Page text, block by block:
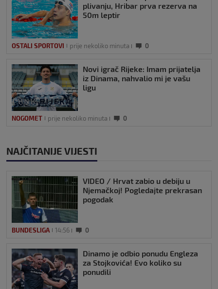
plivanju, Hribar prva rezerva na
50m leptir
OSTALI SPORTOVI prije nekoliko minuta 0
Novi igrač Rijeke: Imam prijatelja
iz Dinama, nahvalio mi je vašu
ligu
NOGOMET prije nekoliko minuta 0
NAJČITANIJE VIJESTI
VIDEO / Hrvat zabio u debiju u
Njemačkoj! Pogledajte prekrasan
pogodak
BUNDESLIGA 14:56 0
Dinamo je odbio ponudu Engleza
za Stojkovića! Evo koliko su
ponudili